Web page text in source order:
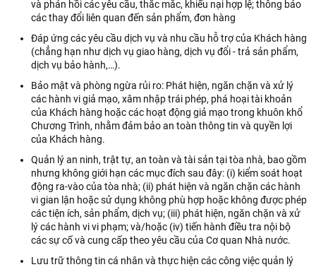
và phản hồi các yêu cầu, thắc mắc, khiếu nại hợp lệ; thông báo
các thay đổi liên quan đến sản phẩm, đơn hàng
Đáp ứng các yêu cầu dịch vụ và nhu cầu hỗ trợ của Khách hàng
(chẳng hạn như dịch vụ giao hàng, dịch vụ đổi - trả sản phẩm,
dịch vụ bảo hành,…).
Bảo mật và phòng ngừa rủi ro: Phát hiện, ngăn chặn và xử lý
các hành vi giả mạo, xâm nhập trái phép, phá hoại tài khoản
của Khách hàng hoặc các hoạt động giả mạo trong khuôn khổ
Chương Trình, nhằm đảm bảo an toàn thông tin và quyền lợi
của Khách hàng.
Quản lý an ninh, trật tự, an toàn và tài sản tại tòa nhà, bao gồm
nhưng không giới hạn các mục đích sau đây: (i) kiểm soát hoạt
động ra-vào của tòa nhà; (ii) phát hiện và ngăn chặn các hành
vi gian lận hoặc sử dụng không phù hợp hoặc không được phép
các tiện ích, sản phẩm, dịch vụ; (iii) phát hiện, ngăn chặn và xử
lý các hành vi vi phạm; và/hoặc (iv) tiến hành điều tra nội bộ
các sự cố và cung cấp theo yêu cầu của Cơ quan Nhà nước.
Lưu trữ thông tin cá nhân và thực hiện các công việc quản lý